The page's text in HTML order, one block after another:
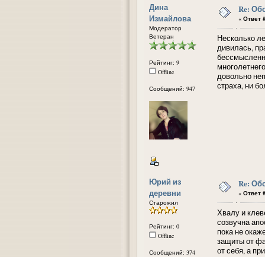
Дина
Измайлова
Модератор
Ветеран
Рейтинг: 9
Offline
Сообщений: 947
Re:
« Ответ
Несколько
дивилась,
довольно
страха, ни
Юрий из
деревни
Старожил
Рейтинг: 0
Offline
Сообщений: 374
Re:
« Ответ
Хвалу и
созвучна
пока не
защиты от
от себя, а